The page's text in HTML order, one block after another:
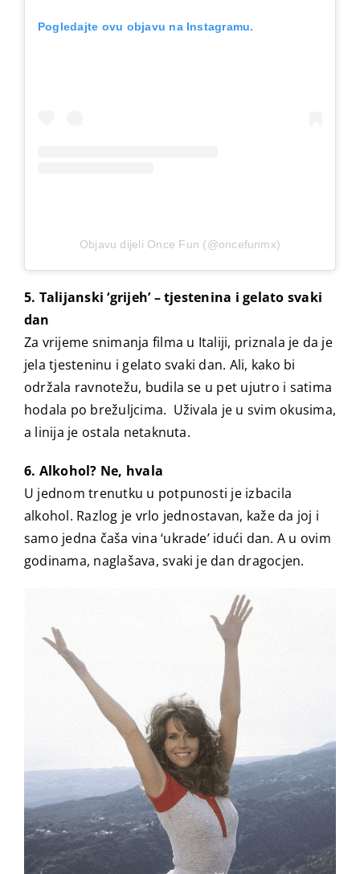
Pogledajte ovu objavu na Instagramu.
Objavu dijeli Once Fun (@oncefunmx)
5. Talijanski ‘grijeh’ – tjestenina i gelato svaki
dan
Za vrijeme snimanja filma u Italiji, priznala je da je
jela tjesteninu i gelato svaki dan. Ali, kako bi
održala ravnotežu, budila se u pet ujutro i satima
hodala po brežuljcima. Uživala je u svim okusima,
a linija je ostala netaknuta.
6. Alkohol? Ne, hvala
U jednom trenutku u potpunosti je izbacila
alkohol. Razlog je vrlo jednostavan, kaže da joj i
samo jedna čaša vina ‘ukrade’ idući dan. A u ovim
godinama, naglašava, svaki je dan dragocjen.